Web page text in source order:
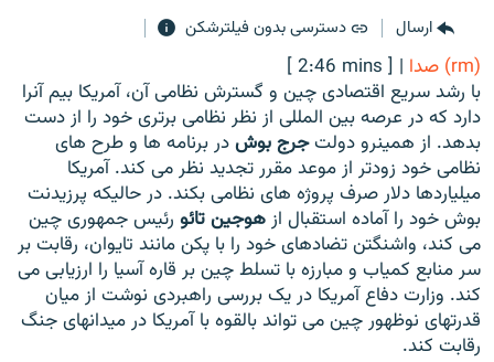
گزارش‌های تصویری
گزارش‌های ویدئویی
زنان فردا
English
به ما بپیوندید
زبان‌های دیگر
ارسال
دسترسی بدون فیلترشکن
(rm) صدا |
[ 2:46 mins ]
با رشد سریع اقتصادی چین و گسترش نظامی آن، آمریکا بیم آنرا
دارد که در عرصه بین المللی از نظر نظامی برتری خود را از دست
بدهد. از همینرو دولتجرج بوشدر برنامه ها و طرح های
نظامی خود زودتر از موعد مقرر تجدید نظر می کند. آمریکا
میلیاردها دلار صرف پروژه های نظامی بکند. در حالیکه پرزیدنت
بوش خود را آماده استقبال از هوجین تائو رئیس جمهوری چین
می کند، واشنگتن تضادهای خود را با پکن مانند تایوان، رقابت بر
سر منابع کمیاب و مبارزه با تسلط چین بر قاره آسیا را ارزیابی می
کند. وزارت دفاع آمریکا در یک بررسی راهبردی نوشت از میان
قدرتهای نوظهور چین می تواند بالقوه با آمریکا در میدانهای جنگ
رقابت کند.